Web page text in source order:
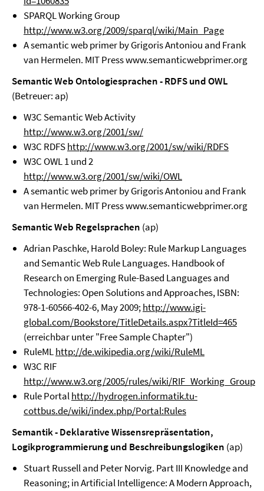
SPARQL Working Group
http://www.w3.org/2009/sparql/wiki/Main_Page
A semantic web primer by Grigoris Antoniou and Frank
van Hermelen. MIT Press www.semanticwebprimer.org
Semantic Web Ontologiesprachen - RDFS und OWL
(Betreuer: ap)
W3C Semantic Web Activity
http://www.w3.org/2001/sw/
W3C RDFShttp://www.w3.org/2001/sw/wiki/RDFS
W3C OWL 1 und 2
http://www.w3.org/2001/sw/wiki/OWL
A semantic web primer by Grigoris Antoniou and Frank
van Hermelen. MIT Press www.semanticwebprimer.org
Semantic Web Regelsprachen (ap)
Adrian Paschke, Harold Boley: Rule Markup Languages
and Semantic Web Rule Languages. Handbook of
Research on Emerging Rule-Based Languages and
Technologies: Open Solutions and Approaches, ISBN:
978-1-60566-402-6, May 2009;http://www.igi-
global.com/Bookstore/TitleDetails.aspx?TitleId=465
(erreichbar unter "Free Sample Chapter")
RuleMLhttp://de.wikipedia.org/wiki/RuleML
W3C RIF
http://www.w3.org/2005/rules/wiki/RIF_Working_Group
Rule Portalhttp://hydrogen.informatik.tu-
cottbus.de/wiki/index.php/Portal:Rules
Semantik - Deklarative Wissensrepräsentation,
Logikprogrammierung und Beschreibungslogiken (ap)
Stuart Russell and Peter Norvig. Part III Knowledge and
Reasoning; in Artificial Intelligence: A Modern Approach,